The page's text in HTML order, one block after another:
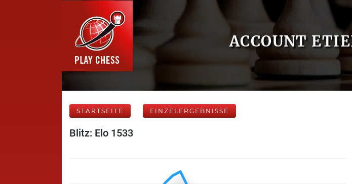
ACCOUNT
STARTSEITE EINZELERGEBNISSE
Blitz: Elo 1533